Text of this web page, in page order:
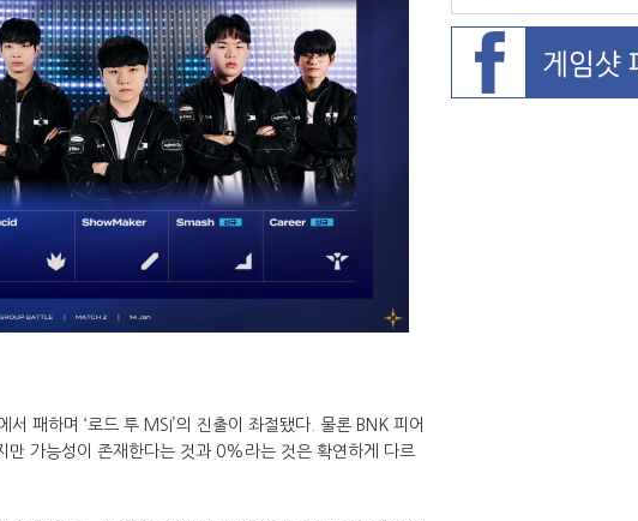
패하며 ‘로드 투 MSI’의 진출이 좌절됐다. 물론 BNK 피어
만 가능성이 존재한다는 것과 0%라는 것은 확연하게 다르